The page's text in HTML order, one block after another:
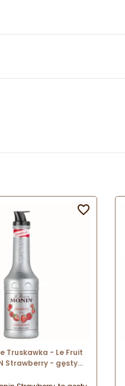
Truskawka - Le Fruit
Strawberry - gęsty
